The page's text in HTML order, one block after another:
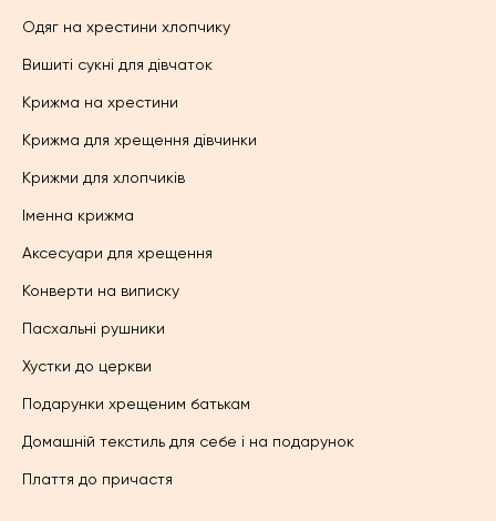
Одяг на хрестини хлопчику
Вишиті сукні для дівчаток
Крижма на хрестини
Крижма для хрещення дівчинки
Крижми для хлопчиків
Іменна крижма
Аксесуари для хрещення
Конверти на виписку
Пасхальні рушники
Хустки до церкви
Подарунки хрещеним батькам
Домашній текстиль для себе і на подарунок
Плаття до причастя